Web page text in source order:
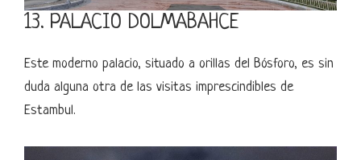
13. PALACIO DOLMABAHCE
Este moderno palacio, situado a orillas del Bósforo, es sin
duda alguna otra de las visitas imprescindibles de
Estambul.